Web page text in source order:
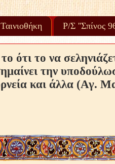
Ταινιοθήκη Ρ/Σ ''Σπίνος
ότι το να
την
και άλλα (Αγ.